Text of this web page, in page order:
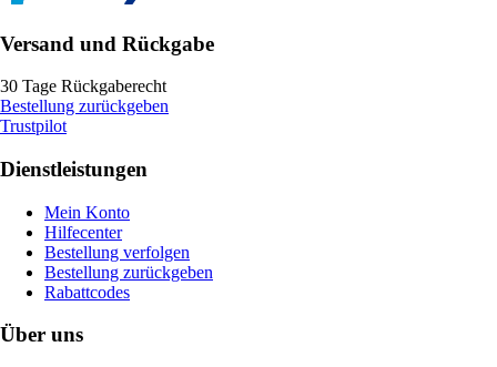
Versand und Rückgabe
30 Tage Rückgaberecht
Bestellung zurückgeben
Trustpilot
Dienstleistungen
Mein Konto
Hilfecenter
Bestellung verfolgen
Bestellung zurückgeben
Rabattcodes
Über uns